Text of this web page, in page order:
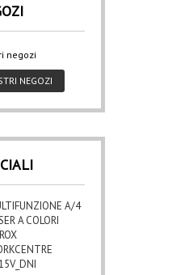
NEGOZI
A/4
A COLORI